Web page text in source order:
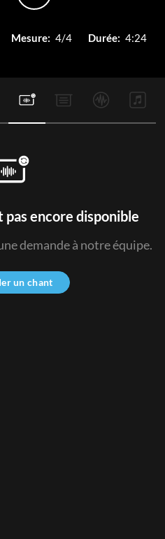
Mesure: 4/4 Durée: 4:24
pas encore disponible
demande à notre équipe.
un chant